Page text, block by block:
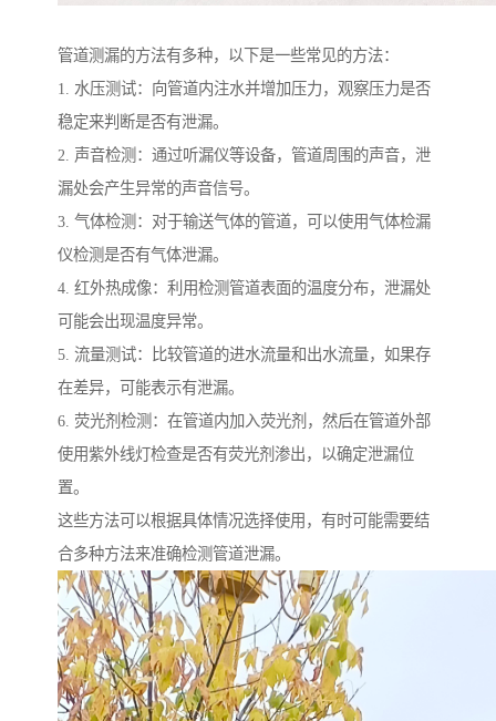
管道测漏的方法有多种，以下是一些常见的方法：
1. 水压测试：向管道内注水并增加压力，观察压力是否
稳定来判断是否有泄漏。
2. 声音检测：通过听漏仪等设备，管道周围的声音，泄
漏处会产生异常的声音信号。
3. 气体检测：对于输送气体的管道，可以使用气体检漏
仪检测是否有气体泄漏。
4. 红外热成像：利用检测管道表面的温度分布，泄漏处
可能会出现温度异常。
5. 流量测试：比较管道的进水流量和出水流量，如果存
在差异，可能表示有泄漏。
6. 荧光剂检测：在管道内加入荧光剂，然后在管道外部
使用紫外线灯检查是否有荧光剂渗出，以确定泄漏位
置。
这些方法可以根据具体情况选择使用，有时可能需要结
合多种方法来准确检测管道泄漏。